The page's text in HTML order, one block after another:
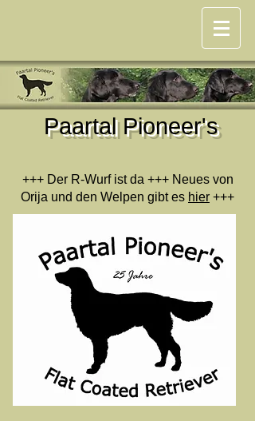
Paartal Pioneer's
+++ Der R-Wurf ist da +++ Neues von
Orija und den Welpen gibt es hier +++